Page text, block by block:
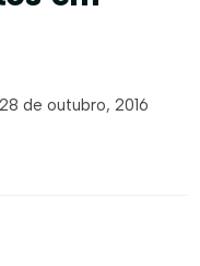
28 de outubro, 2016